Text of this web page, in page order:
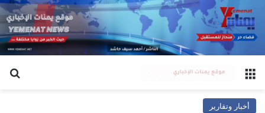
القائمة
أخبار وتقارير